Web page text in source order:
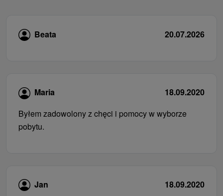
Beata 20.07.2026
Maria
18.09.2020
Byłem zadowolony z chęci i pomocy w wyborze
pobytu.
Jan
18.09.2020